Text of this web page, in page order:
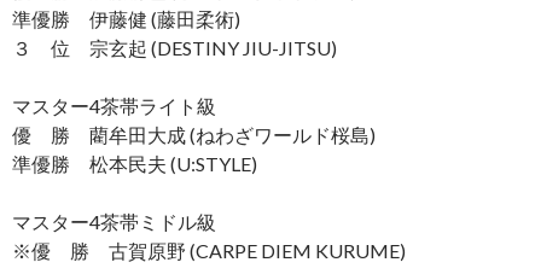
準優勝 伊藤健 (藤田柔術)
３ 位 宗玄起 (DESTINY JIU-JITSU)
マスター4茶帯ライト級
優 勝 藺牟田大成 (ねわざワールド桜島)
準優勝 松本民夫 (U:STYLE)
マスター4茶帯ミドル級
※優 勝 古賀原野 (CARPE DIEM KURUME)